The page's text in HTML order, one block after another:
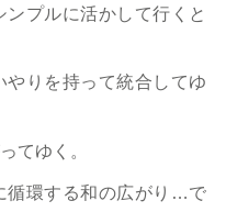
プルに活かして行くと
やりを持って統合してゆ
てゆく。
循環する和の広がり…で